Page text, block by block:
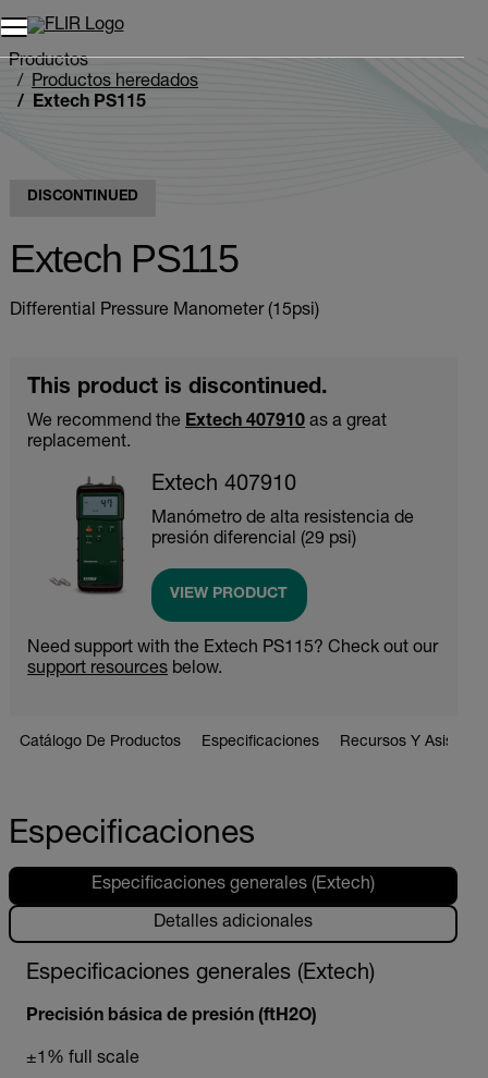
Unread messages
Modelo
Eliminar
artículos
artículo
Añadir al carro
Añadido al carro
Productos
Productos heredados
Extech PS115
DISCONTINUED
Extech PS115
Differential Pressure Manometer (15psi)
This product is discontinued.
We recommend the Extech 407910 as a great
replacement.
Extech 407910
Manómetro de alta resistencia de
presión diferencial (29 psi)
VIEW PRODUCT
Need support with the Extech PS115? Check out our
support resources below.
Catálogo De Productos Especificaciones Recursos Y
Especificaciones
Especificaciones generales (Extech)
Detalles adicionales
Especificaciones generales (Extech)
Precisión básica de presión (ftH2O)
±1% full scale